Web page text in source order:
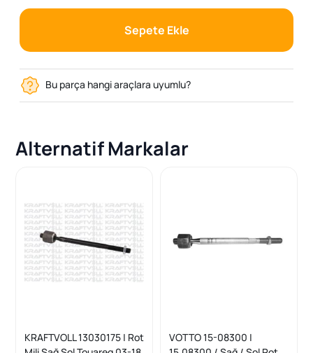
Sepete Ekle
Bu parça hangi araçlara uyumlu?
Alternatif Markalar
KRAFTVOLL 13030175 | Rot
VOTTO 15-08300 |